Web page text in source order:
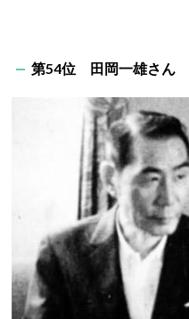
第54位 田岡一雄さん